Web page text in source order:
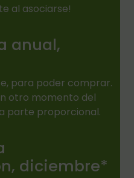
al asociarse!
anual,
para poder comprar.
otro momento del
parte proporcional.
diciembre*